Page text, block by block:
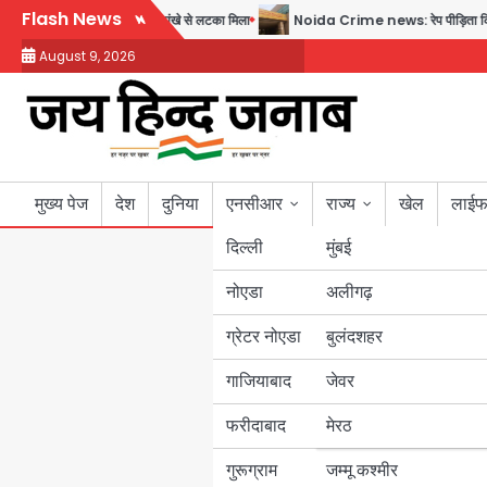
Skip
content
Flash News
घरेलू सहायिका का शव पंखे से लटका मिला Noida Crime news: रेप पीड़िता किशोरी
August 9, 2026
मुख्य पेज देश दुनिया
एनसीआर
दिल्ली
नोएडा
ग्रेटर नोएडा
गाजियाबाद
फरीदाबाद
गुरूग्राम
राज्य
मुंबई
उत्तर प्रदेश
अलीगढ़
बुलंदशहर
जेवर
मेरठ
बिहार
पंजाब
हरियाणा
जम्मू कश्मीर
खेल